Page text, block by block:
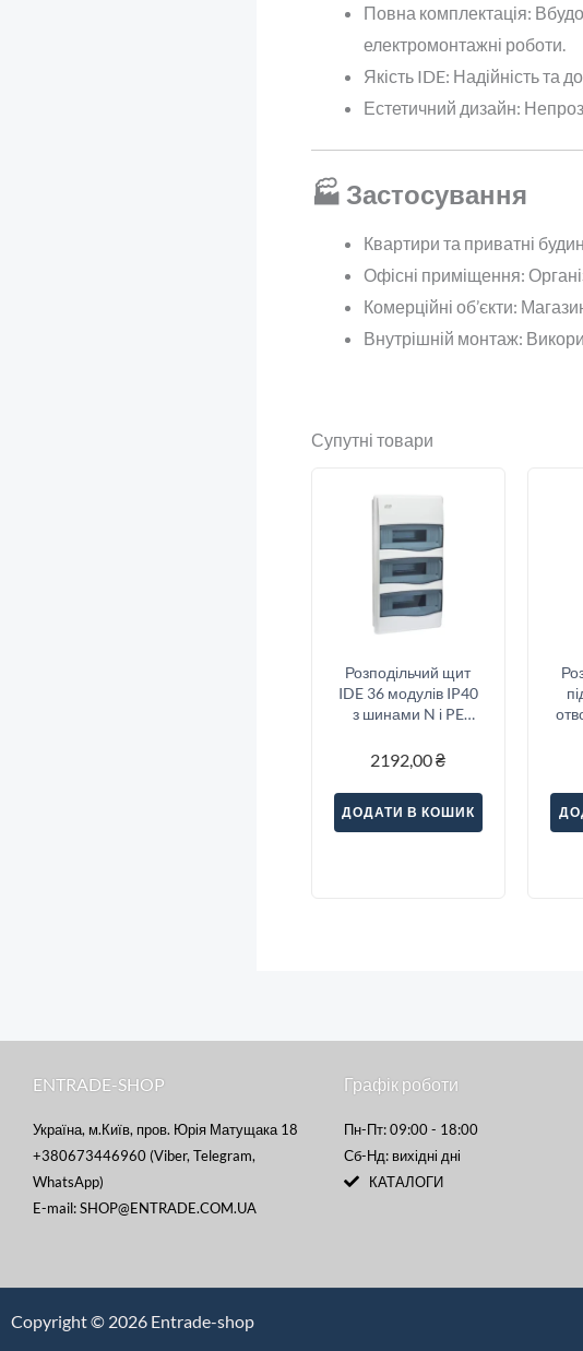
Повна комплектація:
електромонтажні роботи.
Якість IDE: Надійність та
Естетичний дизайн:
🏭 Застосування
Квартири та приватні
Офісні приміщення:
Комерційні об’єкти:
Внутрішній монтаж:
Супутні товари
Розподільчий щит
IDE 36 модулів IP40
з шинами N і PE
2192,00₴
ДОДАТИ В КОШИК
ENTRADE-SHOP
Україна, м.Київ, пров. Юрія Матущака 18
+380673446960 (Viber, Telegram,
WhatsApp)
E-mail: SHOP@ENTRADE.COM.UA
Графік роботи
Пн-Пт: 09:00 - 18:00
Сб-Нд: вихідні дні
КАТАЛОГИ
Copyright © 2026 Entrade-shop